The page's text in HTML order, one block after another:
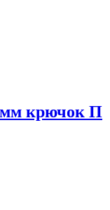
крючок П